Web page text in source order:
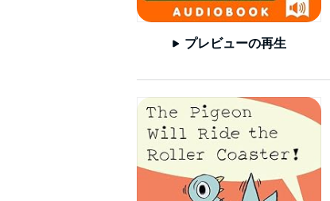
プレビューの再生